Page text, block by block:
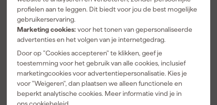
profielen aan te leggen. Dit biedt voor jou de best mogelijke
gebruikerservaring.
Marketing cookies: voor het tonen van gepersonaliseerde
advertenties en het volgen van je internetgedrag.
Door op "Cookies accepteren" te klikken, geef je
toestemming voor het gebruik van alle cookies, inclusief
marketingcookies voor advertentiepersonalisatie. Kies je
voor "Weigeren", dan plaatsen we alleen functionele en
beperkt analytische cookies. Meer informatie vind je in
Zwaluw Den
Braven H40+
Kitpistool -
rood - 310ml
Maandag
bezorgd